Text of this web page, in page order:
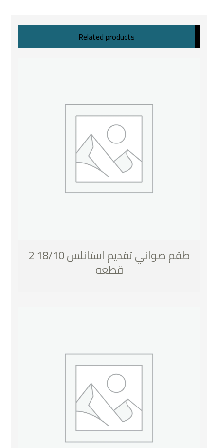
Related products
طقم صواني تقديم استانلس 18/10 2
قطعه